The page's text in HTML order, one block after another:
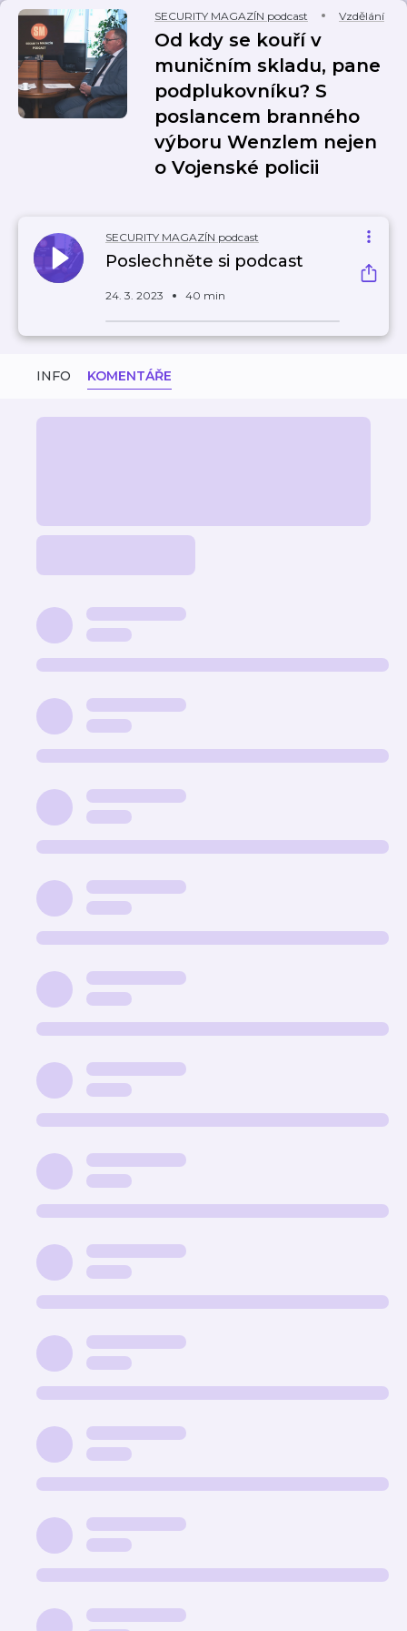
SECURITY MAGAZÍN podcast Vzdělání
Od kdy se kouří v
muničním skladu, pane
podplukovníku? S
poslancem branného
výboru Wenzlem nejen
o Vojenské policii
SECURITY MAGAZÍN podcast
Poslechněte si podcast
24. 3. 2023 40 min
INFO KOMENTÁŘE